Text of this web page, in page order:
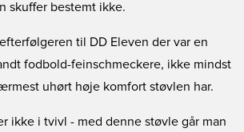
skuffer bestemt ikke.
til DD Eleven der var en
fodbold-feinschmeckere, ikke mindst
uhørt høje komfort støvlen har.
ikke i tvivl - med denne støvle går man